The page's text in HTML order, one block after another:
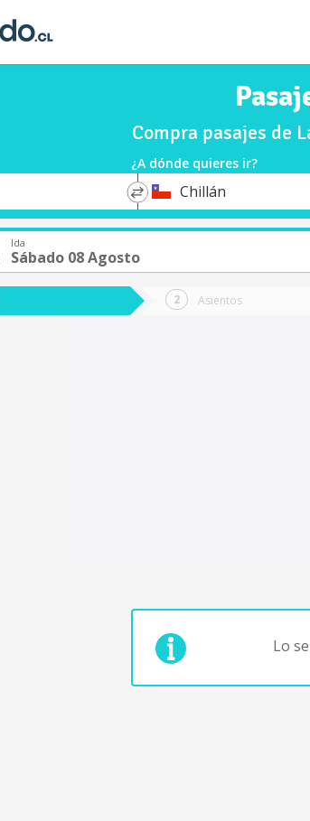
Compra pasajes de
¿A dónde quieres ir?
*
DestinoChillán
Ida
Sábado 08 Agosto
Asientos
Lo